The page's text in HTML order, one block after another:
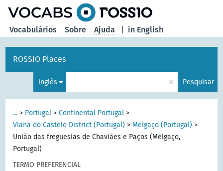
in English
Vocabulários Sobre Ajuda
ROSSIO Places
inglês × Pesquisar
... > Portugal >Continental Portugal >
Viana do Castelo District (Portugal) > Melgaço (Portugal) >
União das freguesias de Chaviães e Paços (Melgaço,
Portugal)
TERMO PREFERENCIAL